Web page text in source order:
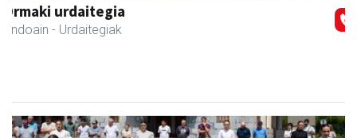
Goine esnekiak
Asteasu - Esnekiak